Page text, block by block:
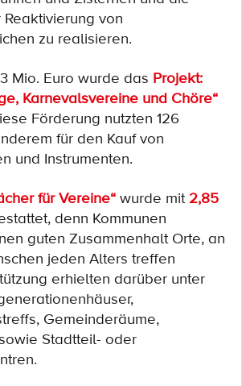
von
zu realisieren.
Mio. Euro wurde das Projekt:
Karnevalsvereine und Chöre“
Förderung nutzten 126
für den Kauf von
und Instrumenten.
für Vereine“wurde mit2,85
denn Kommunen
guten Zusammenhalt Orte, an
jeden Alters treffen
erhielten darüber unter
Gemeinderäume,
Stadtteil- oder